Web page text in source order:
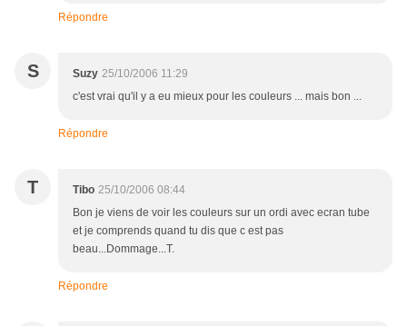
Répondre
S Suzy 25/10/2006 11:29
c'est vrai qu'il y a eu mieux pour les couleurs ... mais bon ...
Répondre
T Tibo 25/10/2006 08:44
Bon je viens de voir les couleurs sur un ordi avec ecran tube
et je comprends quand tu dis que c est pas
beau...Dommage...T.
Répondre